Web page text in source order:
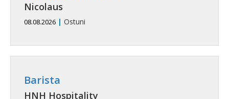
Nicolaus
08.08.2026 | Ostuni
Barista
HNH Hospitality